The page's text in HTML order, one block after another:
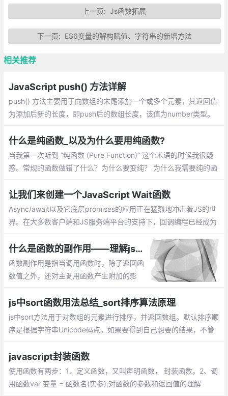
上一页:Js函数拓展
下一页: ES6变量的解构赋值、字符串的新增方法
相关推荐
JavaScript push() 方法详解
push() 方法主要用于向数组的末尾添加一个或多个元素，其返回值
为添加后新的长度，即push后的数组长度，该值为number类型。
上、在对象使用push
什么是纯函数_以及为什么要用纯函数?
当我第一次听到 “纯函数 (Pure Function)” 这个术语的时候我很疑
惑。常规的函数做错了什么？为什么要变纯？ 为什么我需要纯的函
让我们来创建一个JavaScript Wait函数
Async/await以及它底层promises的应用正在猛烈地冲击着JS的世
界。在大多数客户端和JS服务端平台的支持下，回调编程已经成为
什么是函数的副作用——理解js编程中函数的副作用
函数副作用是指当调用函数时，除了返回函
数值之外，还对主调用函数产生附加的影
值，而且还做了其他的事情
js中sort函数用法总结_sort排序算法原理
js中sort方法用于对数组的元素进行排序，并返回数组。默认排序顺
序是根据字符串Unicode码点。如果要得到自己想要的结果，不管
小，然后返回一个用于说明这两个值的相对顺序的数字
javascript封装函数
使用函数有两步：1、定义函数，又叫声明函数， 封装函数。2、调
用函数var 变量 = 函数名(实参);对函数的参数和返回值的理解